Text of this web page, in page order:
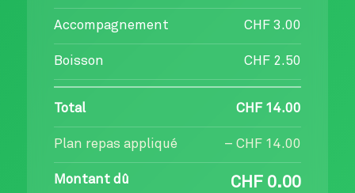
Accompagnement CHF 3.00
Boisson CHF 2.50
Total CHF 14.00
Plan repas appliqué – CHF 14.00
Montant dû CHF 0.00